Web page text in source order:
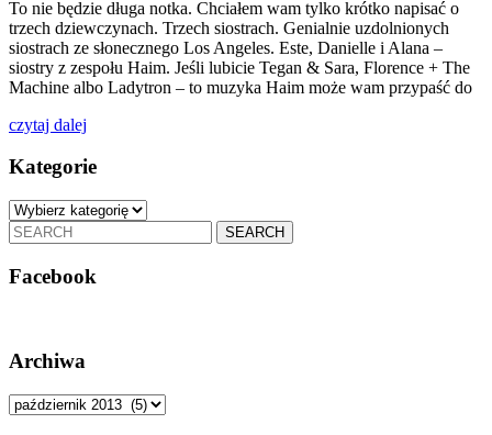
To nie będzie długa notka. Chciałem wam tylko krótko napisać o
trzech dziewczynach. Trzech siostrach. Genialnie uzdolnionych
siostrach ze słonecznego Los Angeles. Este, Danielle i Alana –
siostry z zespołu Haim. Jeśli lubicie Tegan & Sara, Florence + The
Machine albo Ladytron – to muzyka Haim może wam przypaść do
czytaj dalej
Kategorie
Kategorie
Search
for:
Facebook
Archiwa
Archiwa